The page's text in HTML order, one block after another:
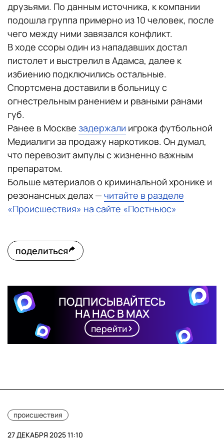
друзьями. По данным источника, к компании
подошла группа примерно из 10 человек, после
чего между ними завязался конфликт.
В ходе ссоры один из нападавших достал
пистолет и выстрелил в Адамса, далее к
избиению подключились остальные.
Спортсмена доставили в больницу с
огнестрельным ранением и рваными ранами
губ.
Ранее в Москве задержали игрока футбольной
Медиалиги за продажу наркотиков. Он думал,
что перевозит ампулы с жизненно важным
препаратом.
Больше материалов о криминальной хронике и
резонансных делах — читайте в разделе
«Происшествия» на сайте «Постньюс»
поделиться
ПОДПИСЫВАЙТЕСЬ
НА НАС В MAX
перейти
происшествия
27 ДЕКАБРЯ 2025 11:10